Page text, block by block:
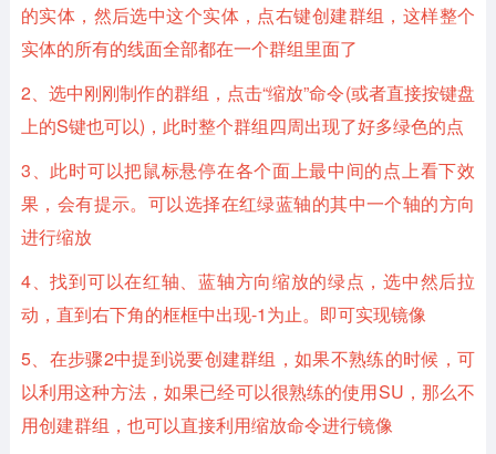
的实体，然后选中这个实体，点右键创建群组，这样整个
实体的所有的线面全部都在一个群组里面了
2、选中刚刚制作的群组，点击“缩放”命令(或者直接按键盘
上的S键也可以)，此时整个群组四周出现了好多绿色的点
3、此时可以把鼠标悬停在各个面上最中间的点上看下效
果，会有提示。可以选择在红绿蓝轴的其中一个轴的方向
进行缩放
4、找到可以在红轴、蓝轴方向缩放的绿点，选中然后拉
动，直到右下角的框框中出现-1为止。即可实现镜像
5、在步骤2中提到说要创建群组，如果不熟练的时候，可
以利用这种方法，如果已经可以很熟练的使用SU，那么不
用创建群组，也可以直接利用缩放命令进行镜像